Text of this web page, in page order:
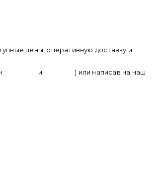
цены, оперативную доставку и
и telegram) или написав на наш